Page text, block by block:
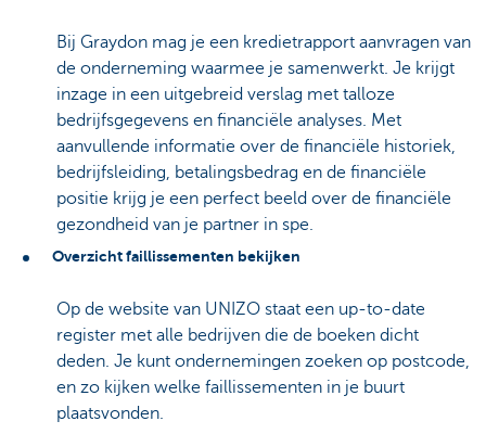
Bij Graydon mag je een kredietrapport aanvragen van
de onderneming waarmee je samenwerkt. Je krijgt
inzage in een uitgebreid verslag met talloze
bedrijfsgegevens en financiële analyses. Met
aanvullende informatie over de financiële historiek,
bedrijfsleiding, betalingsbedrag en de financiële
positie krijg je een perfect beeld over de financiële
gezondheid van je partner in spe.
Overzicht faillissementen bekijken
Op de website van UNIZO staat een up-to-date
register met alle bedrijven die de boeken dicht
deden. Je kunt ondernemingen zoeken op postcode,
en zo kijken welke faillissementen in je buurt
plaatsvonden.